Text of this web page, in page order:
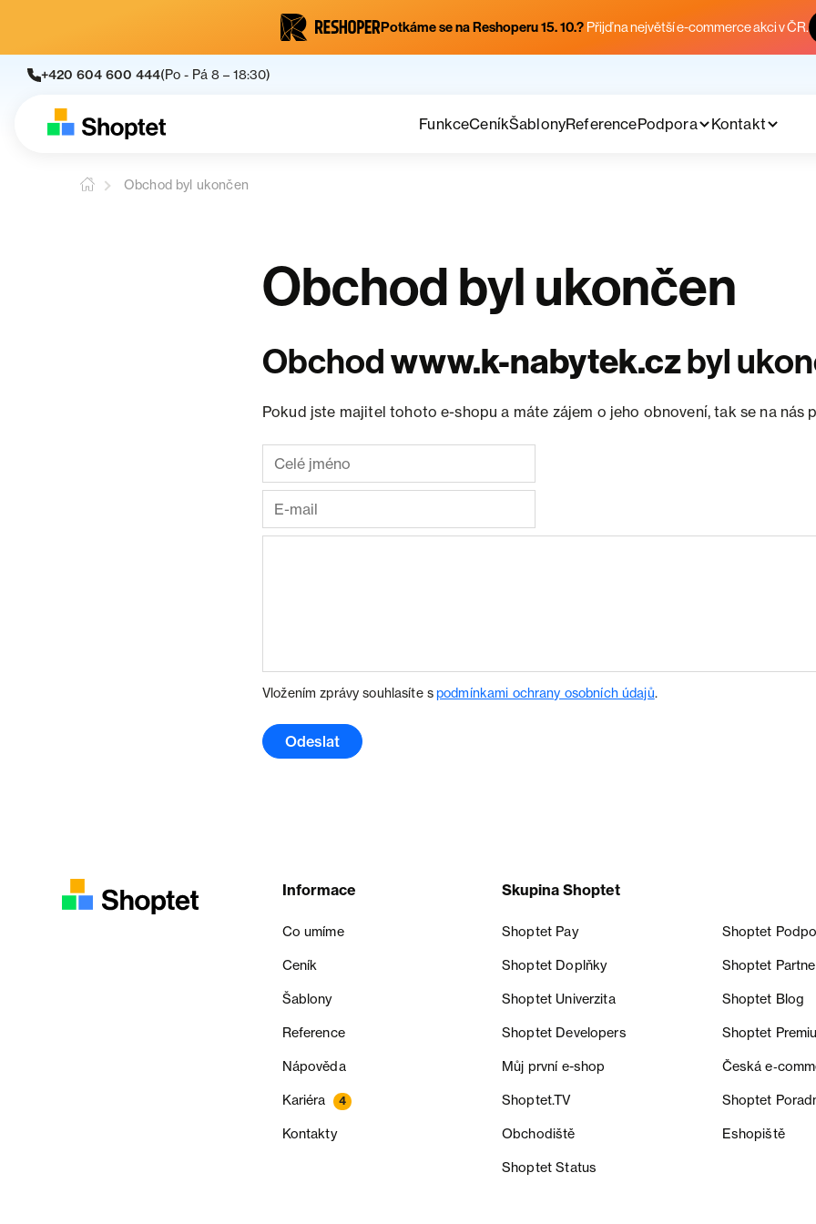
Potkáme se na Reshoperu 15. 10.? Přijď na největší e-commerce akci v ČR.
+420 604 600 444(Po - Pá 8 – 18:30)
FunkceCeníkŠablonyReferencePodpora Kontakt
Obchod byl ukončen
Obchod byl ukončen
Obchodwww.k-nabytek.czbyl
Pokud jste majitel tohoto e-shopu a máte zájem o jeho obnovení, tak se na nás
Vložením zprávy souhlasíte spodmínkami ochrany osobních údajů.
Odeslat
Informace
Co umíme
Ceník
Šablony
Reference
Nápověda
Kariéra 4
Kontakty
Skupina Shoptet
Shoptet Pay Shoptet
Shoptet Doplňky Shoptet
Shoptet Univerzita Shoptet Blog
Shoptet Developers Shoptet
Můj první e-shop Česká
Shoptet.TV Shoptet
Obchodiště Eshopiště
Shoptet Status